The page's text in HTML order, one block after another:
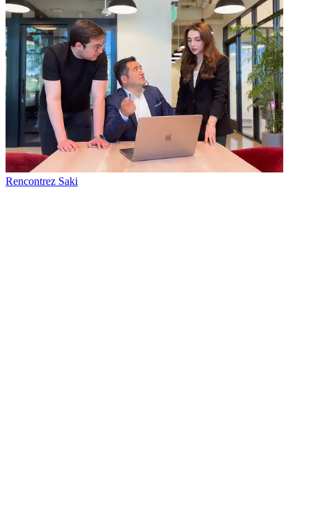
Rencontrez Saki